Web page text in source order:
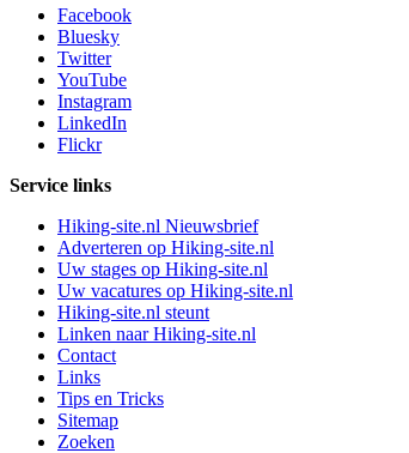
Facebook
Bluesky
Twitter
YouTube
Instagram
LinkedIn
Flickr
Service links
Hiking-site.nl Nieuwsbrief
Adverteren op Hiking-site.nl
Uw stages op Hiking-site.nl
Uw vacatures op Hiking-site.nl
Hiking-site.nl steunt
Linken naar Hiking-site.nl
Contact
Links
Tips en Tricks
Sitemap
Zoeken